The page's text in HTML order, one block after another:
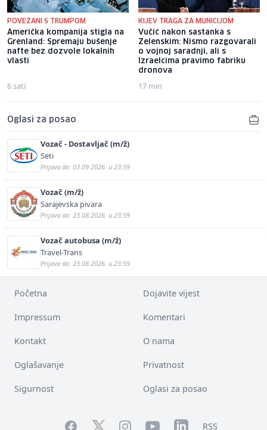
POVEZANI S TRUMPOM
Američka kompanija stigla na
Grenland: Spremaju bušenje
nafte bez dozvole lokalnih
vlasti
6 sati
KIJEV TRAGA ZA MUNICIJOM
Vučić nakon sastanka s
Zelenskim: Nismo razgovarali
o vojnoj saradnji, ali s
Izraelcima pravimo fabriku
dronova
17 min
Oglasi za posao
Vozač - Dostavljač (m/ž)
Seti
Prijava do: 03.09.2026. u 23:59
Vozač (m/ž)
Sarajevska pivara
Prijava do: 23.08.2026. u 23:59
Vozač autobusa (m/ž)
Travel-Trans
Prijava do: 23.08.2026. u 23:59
Početna Dojavite vijest
Impressum Komentari
Kontakt O nama
Oglašavanje Privatnost
Sigurnost Oglasi za posao
FacebookTwitterInstagramYouTubeLinkedInRSS